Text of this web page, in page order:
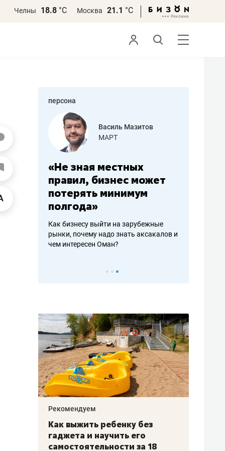
Челны 18.8 °С Москва 21.1 °С
персона
работа
Василь Мазитов
МАРТ
«Не зная местных
правил, бизнес может
потерять минимум
полгода»
Как бизнесу выйти на зарубежные
рынки, почему надо знать аксакалов и
чем интересен Оман?
–
Рекомендуем
Как выжить ребенку без
гаджета и научить его
самостоятельности за 18